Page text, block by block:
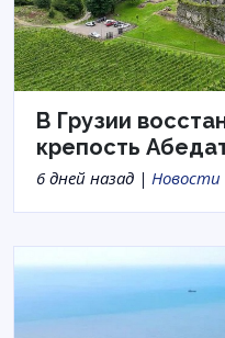
В Грузии
крепость
6 дней назад | Новости